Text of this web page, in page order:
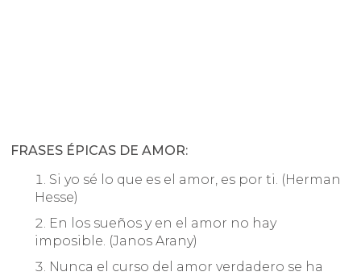
FRASES ÉPICAS DE AMOR:
Si yo sé lo que es el amor, es por ti. (Herman
Hesse)
En los sueños y en el amor no hay
imposible. (Janos Arany)
Nunca el curso del amor verdadero se ha